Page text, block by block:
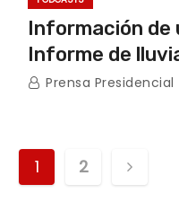
Información de
Informe de
Prensa Presidencial
1 2